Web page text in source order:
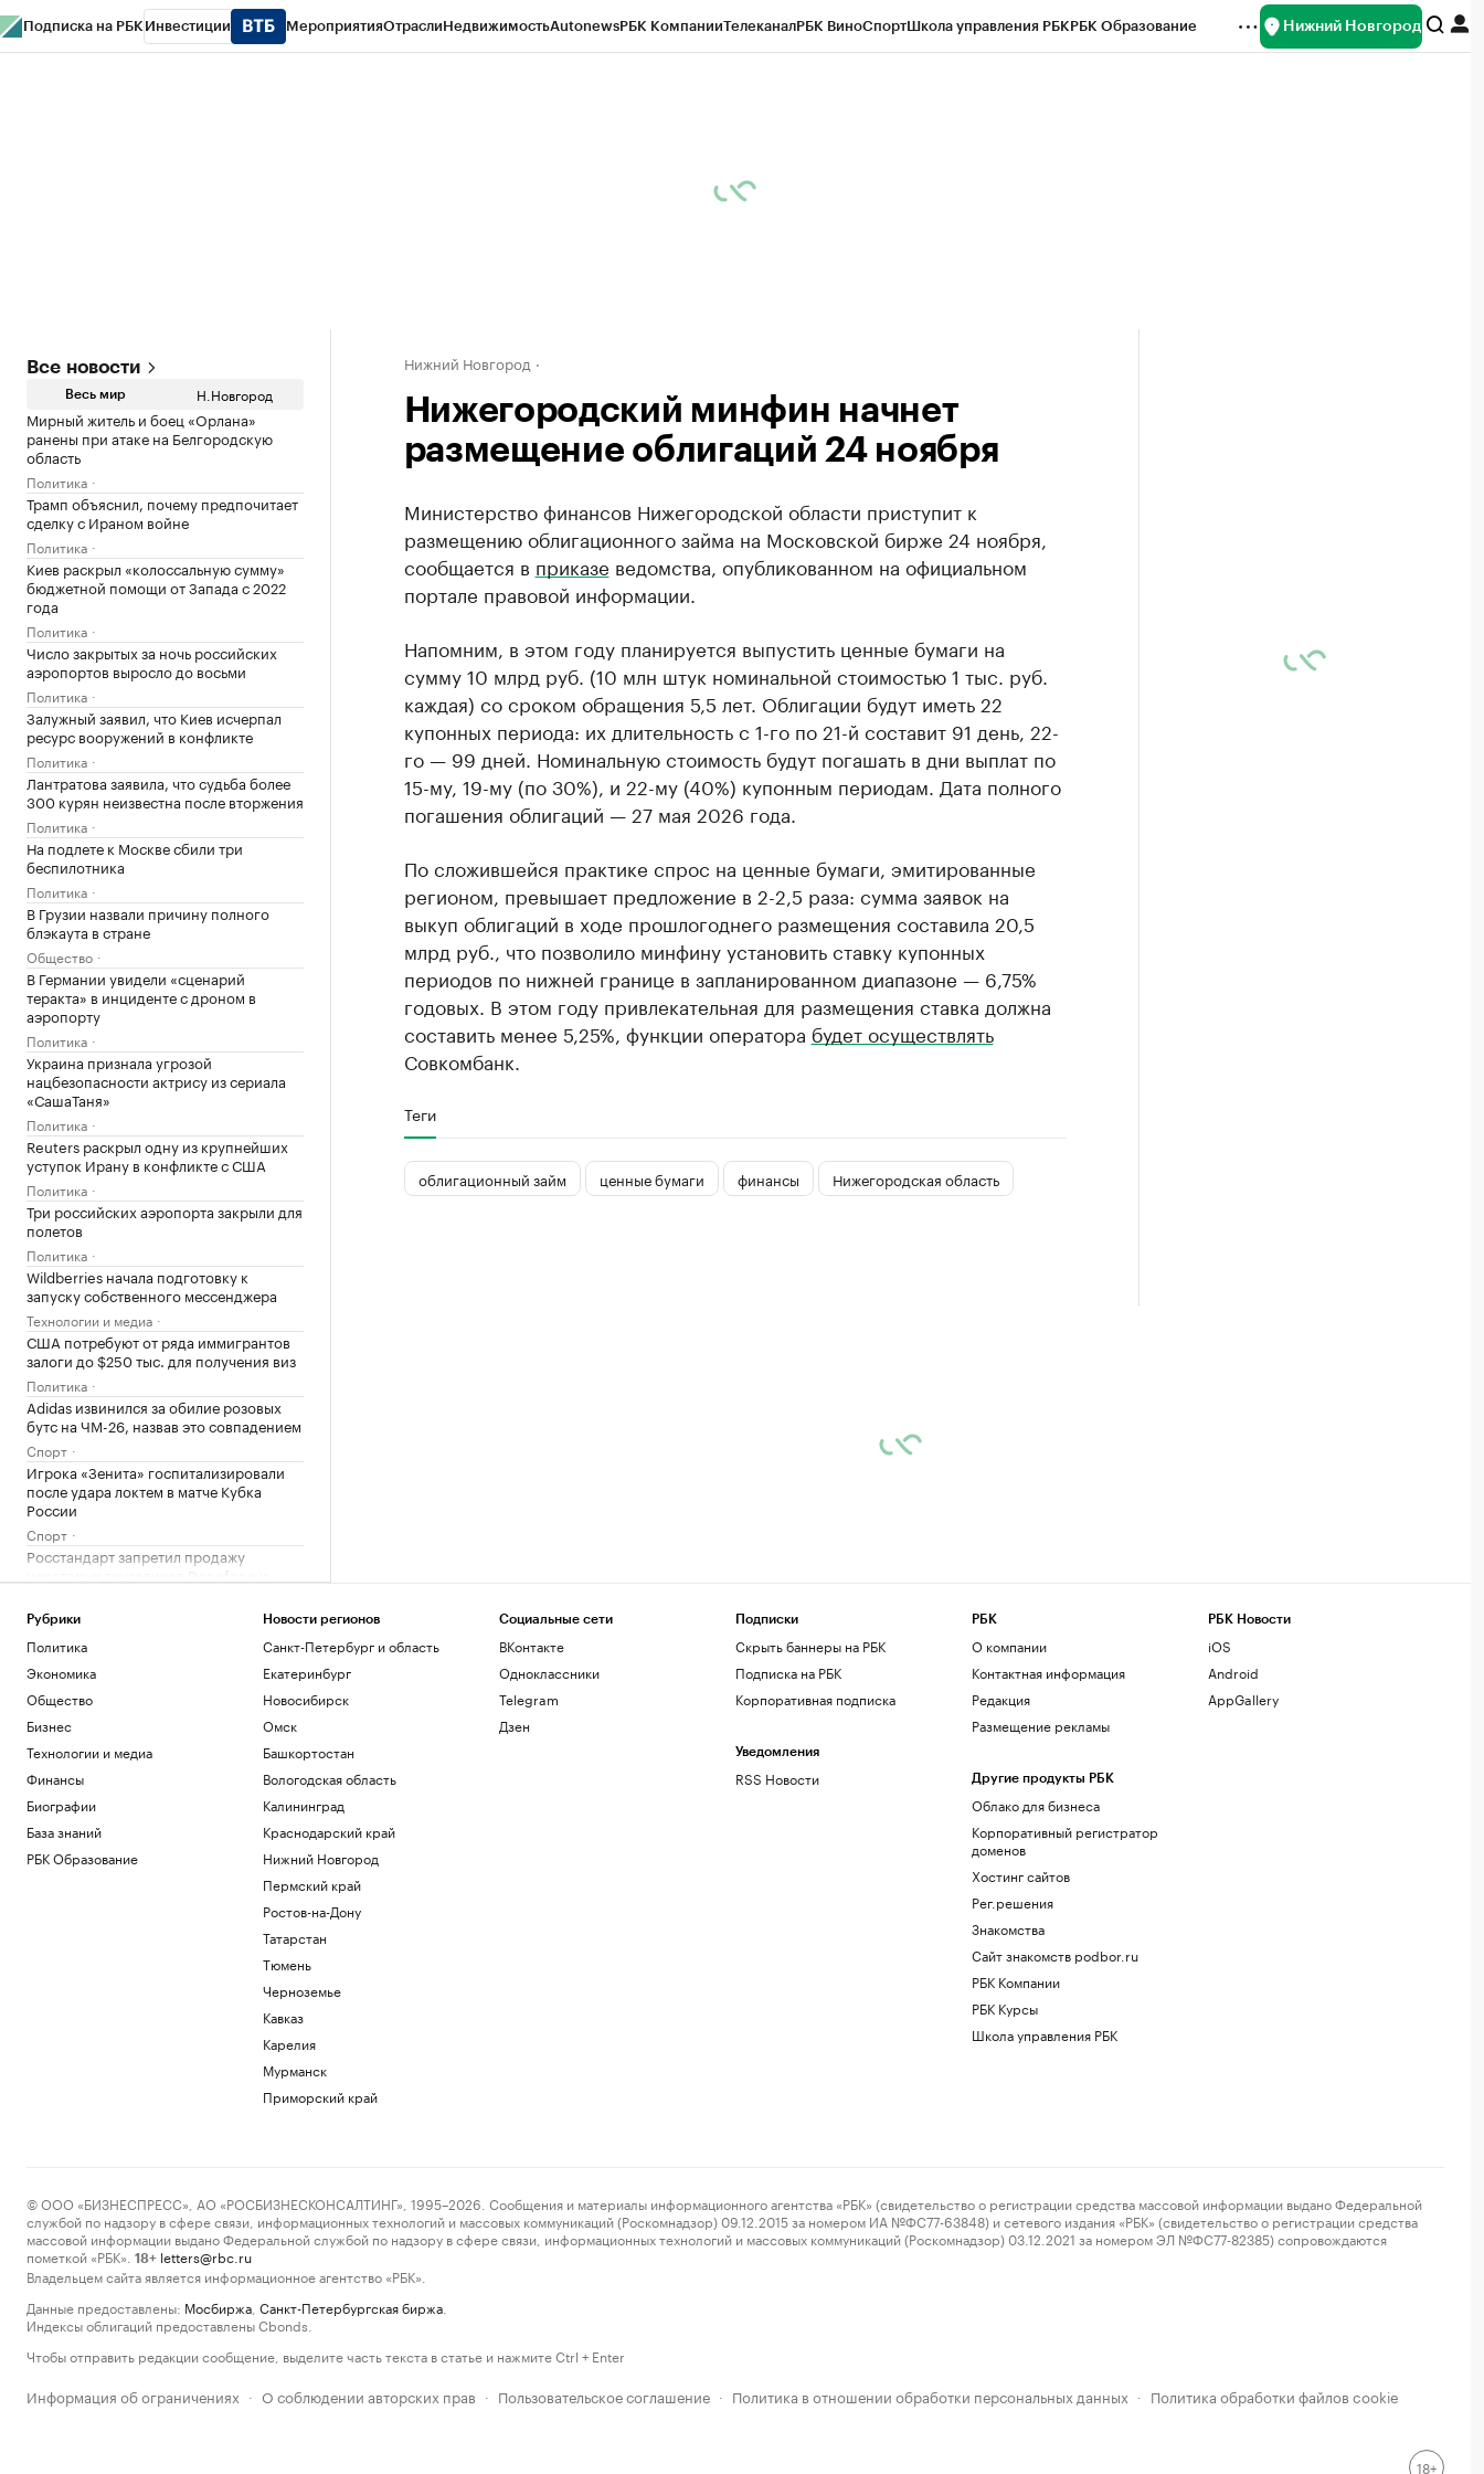
Подписка на РБК Инвестиции МероприятияОтраслиНедвижимостьAutonewsРБК КомпанииТелеканалРБК ВиноСпортШкола управления РБКРБК Образование Нижний Новгород
Все новости
Весь мир Н.Новгород
Мирный житель и боец «Орлана»
ранены при атаке на Белгородскую
область
Политика
Трамп объяснил, почему предпочитает
сделку с Ираном войне
Политика
Киев раскрыл «колоссальную сумму»
бюджетной помощи от Запада с 2022
года
Политика
Число закрытых за ночь российских
аэропортов выросло до восьми
Политика
Залужный заявил, что Киев исчерпал
ресурс вооружений в конфликте
Политика
Лантратова заявила, что судьба более
300 курян неизвестна после вторжения
Политика
На подлете к Москве сбили три
беспилотника
Политика
В Грузии назвали причину полного
блэкаута в стране
Общество
В Германии увидели «сценарий
теракта» в инциденте с дроном в
аэропорту
Политика
Украина признала угрозой
нацбезопасности актрису из сериала
«СашаТаня»
Политика
Reuters раскрыл одну из крупнейших
уступок Ирану в конфликте с США
Политика
Три российских аэропорта закрыли для
полетов
Политика
Wildberries начала подготовку к
запуску собственного мессенджера
Технологии и медиа
США потребуют от ряда иммигрантов
залоги до $250 тыс. для получения виз
Политика
Adidas извинился за обилие розовых
бутс на ЧМ-26, назвав это совпадением
Спорт
Игрока «Зенита» госпитализировали
после удара локтем в матче Кубка
России
Спорт
Росстандарт запретил продажу
некоторых грузовиков Dongfeng и
Бизнес
Затраты на строительство ТЭС для
БАМа и Сухого Лога выросли на треть
Бизнес
Счетная палата оценила зависимость
науки от зарубежного оборудования
Общество
Изъятия в пользу государства
обеспечили более 40% российского
рынка M&A
Финансы
Нижний Новгород
Нижегородский минфин начнет
размещение облигаций 24 ноября
Министерство финансов Нижегородской области приступит к
размещению облигационного займа на Московской бирже 24 ноября,
сообщается в приказе ведомства, опубликованном на официальном
портале правовой информации.
Напомним, в этом году планируется выпустить ценные бумаги на
сумму 10 млрд руб. (10 млн штук номинальной стоимостью 1 тыс. руб.
каждая) со сроком обращения 5,5 лет. Облигации будут иметь 22
купонных периода: их длительность с 1-го по 21-й составит 91 день, 22-
го — 99 дней. Номинальную стоимость будут погашать в дни выплат по
15-му, 19-му (по 30%), и 22-му (40%) купонным периодам. Дата полного
погашения облигаций — 27 мая 2026 года.
По сложившейся практике спрос на ценные бумаги, эмитированные
регионом, превышает предложение в 2-2,5 раза: сумма заявок на
выкуп облигаций в ходе прошлогоднего размещения составила 20,5
млрд руб., что позволило минфину установить ставку купонных
периодов по нижней границе в запланированном диапазоне — 6,75%
годовых. В этом году привлекательная для размещения ставка должна
составить менее 5,25%, функции оператора будет осуществлять
Совкомбанк.
Теги
облигационный займ ценные бумаги финансы Нижегородская область
Рубрики
Политика
Экономика
Общество
Бизнес
Технологии и медиа
Финансы
Биографии
База знаний
РБК Образование
Новости регионов
Санкт-Петербург и область
Екатеринбург
Новосибирск
Омск
Башкортостан
Вологодская область
Калининград
Краснодарский край
Нижний Новгород
Пермский край
Ростов-на-Дону
Татарстан
Тюмень
Черноземье
Кавказ
Карелия
Мурманск
Приморский край
Социальные сети
ВКонтакте
Одноклассники
Telegram
Дзен
Подписки
Скрыть баннеры на РБК
Подписка на РБК
Корпоративная подписка
Уведомления
RSS Новости
РБК
О компании
Контактная информация
Редакция
Размещение рекламы
Другие продукты РБК
Облако для бизнеса
Корпоративный регистратор
доменов
Хостинг сайтов
Рег.решения
Знакомства
Сайт знакомств podbor.ru
РБК Компании
РБК Курсы
Школа управления РБК
РБК Новости
iOS
Android
AppGallery
© ООО «БИЗНЕСПРЕСС», АО «РОСБИЗНЕСКОНСАЛТИНГ», 1995–2026. Сообщения и материалы информационного агентства «РБК» (свидетельство о регистрации средства массовой информации выдано Федеральной
службой по надзору в сфере связи, информационных технологий и массовых коммуникаций (Роскомнадзор) 09.12.2015 за номером ИА №ФС77-63848) и сетевого издания «РБК» (свидетельство о регистрации средства
массовой информации выдано Федеральной службой по надзору в сфере связи, информационных технологий и массовых коммуникаций (Роскомнадзор) 03.12.2021 за номером ЭЛ №ФС77-82385) сопровождаются
пометкой «РБК».
18+ letters@rbc.ru
Владельцем сайта является информационное агентство «РБК».
Данные предоставлены: Мосбиржа Санкт-Петербургская биржа
Индексы облигаций предоставлены Cbonds.
Чтобы отправить редакции сообщение, выделите часть текста в статье и нажмите Ctrl + Enter
Информация об ограничениях · О соблюдении авторских прав · Пользовательское соглашение · Политика в отношении обработки персональных данных · Политика обработки файлов cookie
18+